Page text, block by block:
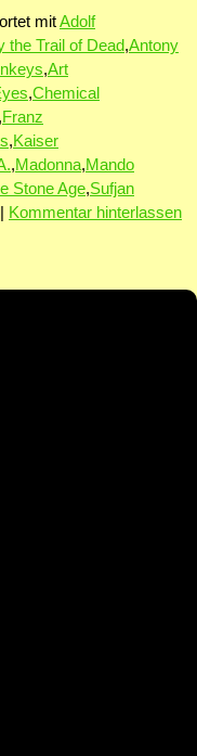
mitAdolf
the Trail of Dead,Antony
,Art
,Chemical
,Franz
,Kaiser
,Madonna,Mando
Stone Age,Sufjan
Kommentar hinterlassen